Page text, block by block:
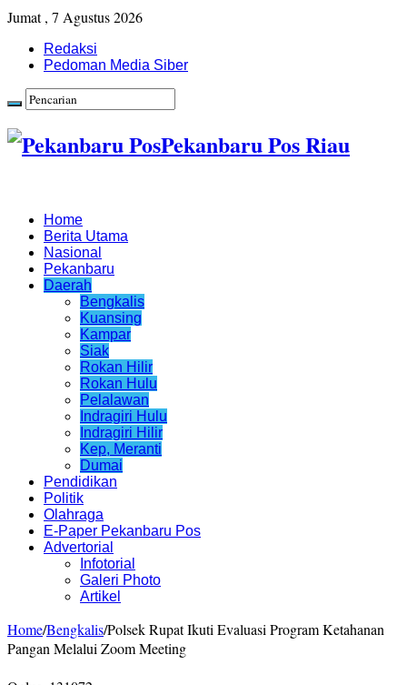
Jumat , 7 Agustus 2026
Redaksi
Pedoman Media Siber
Pekanbaru Pos Riau
Home
Berita Utama
Nasional
Pekanbaru
Daerah
Bengkalis
Kuansing
Kampar
Siak
Rokan Hilir
Rokan Hulu
Pelalawan
Indragiri Hulu
Indragiri Hilir
Kep, Meranti
Dumai
Pendidikan
Politik
Olahraga
E-Paper Pekanbaru Pos
Advertorial
Infotorial
Galeri Photo
Artikel
Home/Bengkalis/Polsek Rupat Ikuti Evaluasi Program Ketahanan
Pangan Melalui Zoom Meeting